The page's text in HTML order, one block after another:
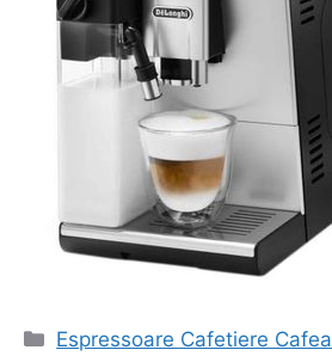
Categorii
Espressoare Cafetiere Cafea